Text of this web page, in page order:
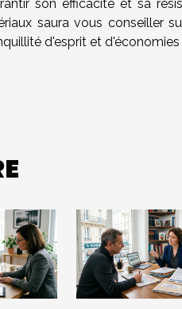
son efficacité et sa
saura vous conseiller
d'esprit et